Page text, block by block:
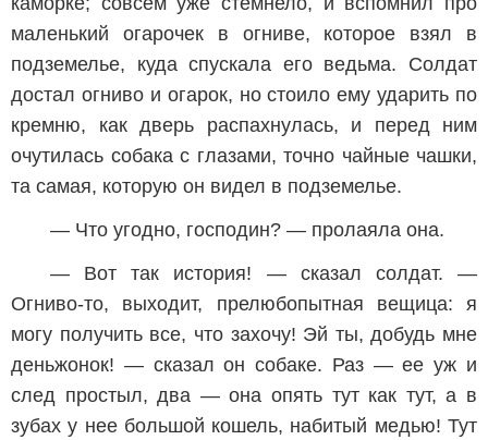
маленький огарочек в огниве, которое взял в
подземелье, куда спускала его ведьма. Солдат
достал огниво и огарок, но стоило ему ударить по
кремню, как дверь распахнулась, и перед ним
очутилась собака с глазами, точно чайные чашки,
та самая, которую он видел в подземелье.
— Что угодно, господин? — пролаяла она.
— Вот так история! — сказал солдат. —
Огниво-то, выходит, прелюбопытная вещица: я
могу получить все, что захочу! Эй ты, добудь мне
деньжонок! — сказал он собаке. Раз — ее уж и
след простыл, два — она опять тут как тут, а в
зубах у нее большой кошель, набитый медью! Тут